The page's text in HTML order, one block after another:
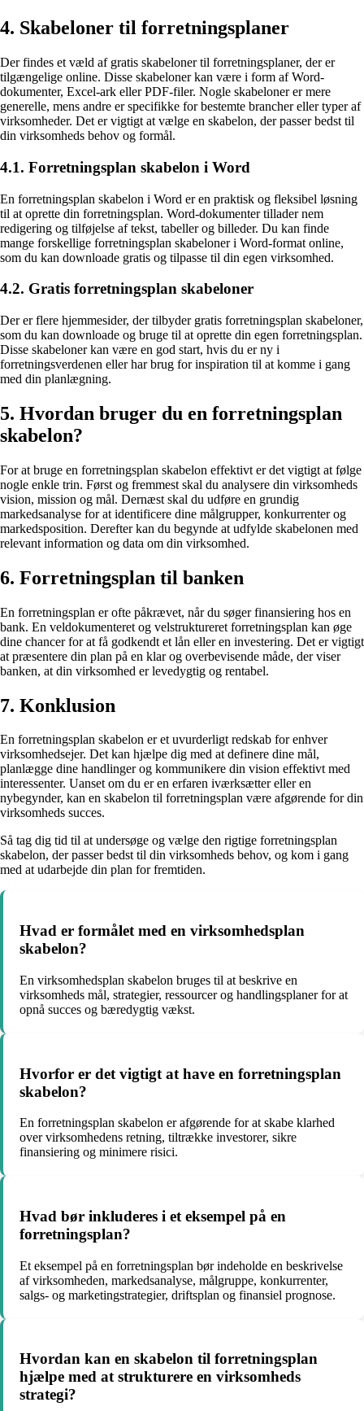
4. Skabeloner til forretningsplaner
Der findes et væld af gratis skabeloner til forretningsplaner, der er
tilgængelige online. Disse skabeloner kan være i form af Word-
dokumenter, Excel-ark eller PDF-filer. Nogle skabeloner er mere
generelle, mens andre er specifikke for bestemte brancher eller typer af
virksomheder. Det er vigtigt at vælge en skabelon, der passer bedst til
din virksomheds behov og formål.
4.1. Forretningsplan skabelon i Word
En forretningsplan skabelon i Word er en praktisk og fleksibel løsning
til at oprette din forretningsplan. Word-dokumenter tillader nem
redigering og tilføjelse af tekst, tabeller og billeder. Du kan finde
mange forskellige forretningsplan skabeloner i Word-format online,
som du kan downloade gratis og tilpasse til din egen virksomhed.
4.2. Gratis forretningsplan skabeloner
Der er flere hjemmesider, der tilbyder gratis forretningsplan skabeloner,
som du kan downloade og bruge til at oprette din egen forretningsplan.
Disse skabeloner kan være en god start, hvis du er ny i
forretningsverdenen eller har brug for inspiration til at komme i gang
med din planlægning.
5. Hvordan bruger du en forretningsplan
skabelon?
For at bruge en forretningsplan skabelon effektivt er det vigtigt at følge
nogle enkle trin. Først og fremmest skal du analysere din virksomheds
vision, mission og mål. Dernæst skal du udføre en grundig
markedsanalyse for at identificere dine målgrupper, konkurrenter og
markedsposition. Derefter kan du begynde at udfylde skabelonen med
relevant information og data om din virksomhed.
6. Forretningsplan til banken
En forretningsplan er ofte påkrævet, når du søger finansiering hos en
bank. En veldokumenteret og velstruktureret forretningsplan kan øge
dine chancer for at få godkendt et lån eller en investering. Det er vigtigt
at præsentere din plan på en klar og overbevisende måde, der viser
banken, at din virksomhed er levedygtig og rentabel.
7. Konklusion
En forretningsplan skabelon er et uvurderligt redskab for enhver
virksomhedsejer. Det kan hjælpe dig med at definere dine mål,
planlægge dine handlinger og kommunikere din vision effektivt med
interessenter. Uanset om du er en erfaren iværksætter eller en
nybegynder, kan en skabelon til forretningsplan være afgørende for din
virksomheds succes.
Så tag dig tid til at undersøge og vælge den rigtige forretningsplan
skabelon, der passer bedst til din virksomheds behov, og kom i gang
med at udarbejde din plan for fremtiden.
Hvad er formålet med en virksomhedsplan
skabelon?
En virksomhedsplan skabelon bruges til at beskrive en
virksomheds mål, strategier, ressourcer og handlingsplaner for at
opnå succes og bæredygtig vækst.
Hvorfor er det vigtigt at have en forretningsplan
skabelon?
En forretningsplan skabelon er afgørende for at skabe klarhed
over virksomhedens retning, tiltrække investorer, sikre
finansiering og minimere risici.
Hvad bør inkluderes i et eksempel på en
forretningsplan?
Et eksempel på en forretningsplan bør indeholde en beskrivelse
af virksomheden, markedsanalyse, målgruppe, konkurrenter,
salgs- og marketingstrategier, driftsplan og finansiel prognose.
Hvordan kan en skabelon til forretningsplan
hjælpe med at strukturere en virksomheds
strategi?